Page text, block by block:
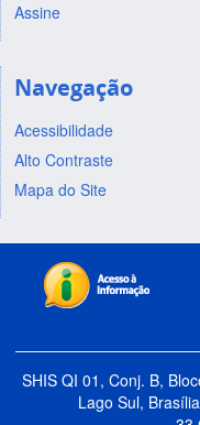
Assine
Navegação
Acessibilidade
Alto Contraste
Mapa do Site
SHIS QI 01, Conj. B,
Lago Sul,